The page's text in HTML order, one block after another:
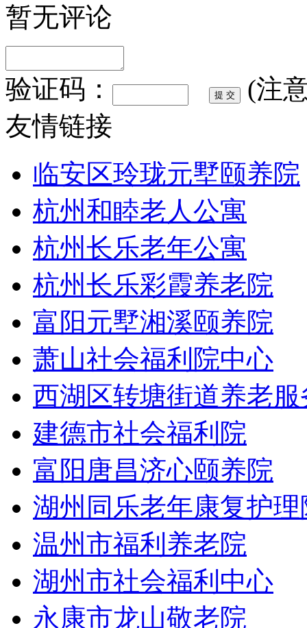
暂无评论
验证码：
(注
友情链接
临安区玲珑元墅颐养院
杭州和睦老人公寓
杭州长乐老年公寓
杭州长乐彩霞养老院
富阳元墅湘溪颐养院
萧山社会福利院中心
西湖区转塘街道养老
建德市社会福利院
富阳唐昌济心颐养院
湖州同乐老年康复护
温州市福利养老院
湖州市社会福利中心
永康市龙山敬老院